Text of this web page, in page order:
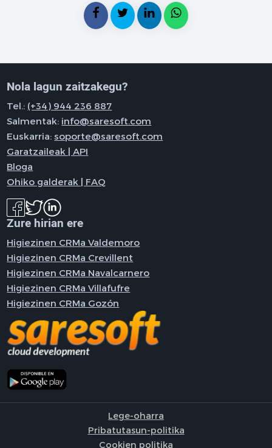
Nola lagun zaitzakegu?
Tel.: (+34) 944 236 887
Salmentak: info@saresoft.com
Euskarria:soporte@saresoft.com
Garatzaileak | API
Bloga
Ohiko galderak | FAQ
Zure hirian ere
Higiezinen CRMa Valdemoro
Higiezinen CRMa Crevillent
Higiezinen CRMa Navalcarnero
Higiezinen CRMa Villafufre
Higiezinen CRMa Gozón
Lege-oharra
Pribatutasun-politika
Cookien politika